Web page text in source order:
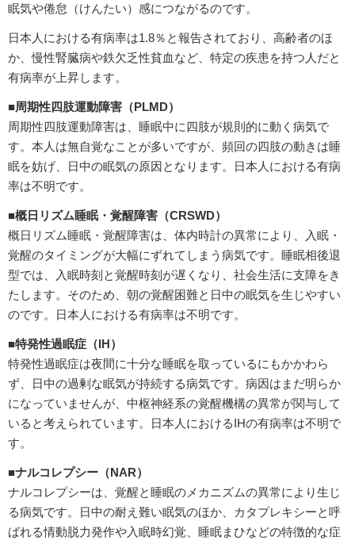
眠気や倦怠（けんたい）感につながるのです。
日本人における有病率は1.8％と報告されており、高齢者のほ
か、慢性腎臓病や鉄欠乏性貧血など、特定の疾患を持つ人だと
有病率が上昇します。
■周期性四肢運動障害（PLMD）
周期性四肢運動障害は、睡眠中に四肢が規則的に動く病気で
す。本人は無自覚なことが多いですが、頻回の四肢の動きは睡
眠を妨げ、日中の眠気の原因となります。日本人における有病
率は不明です。
■概日リズム睡眠・覚醒障害（CRSWD）
概日リズム睡眠・覚醒障害は、体内時計の異常により、入眠・
覚醒のタイミングが大幅にずれてしまう病気です。睡眠相後退
型では、入眠時刻と覚醒時刻が遅くなり、社会生活に支障をき
たします。そのため、朝の覚醒困難と日中の眠気を生じやすい
のです。日本人における有病率は不明です。
■特発性過眠症（IH）
特発性過眠症は夜間に十分な睡眠を取っているにもかかわら
ず、日中の過剰な眠気が持続する病気です。病因はまだ明らか
になっていませんが、中枢神経系の覚醒機構の異常が関与して
いると考えられています。日本人におけるIHの有病率は不明で
す。
■ナルコレプシー（NAR）
ナルコレプシーは、覚醒と睡眠のメカニズムの異常により生じ
る病気です。日中の耐え難い眠気のほか、カタプレキシーと呼
ばれる情動脱力発作や入眠時幻覚、睡眠まひなどの特徴的な症